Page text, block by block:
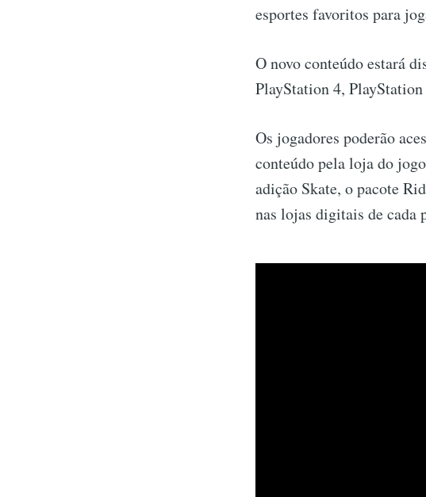
esportes favoritos para
O novo conteúdo estará
PlayStation 4,
Os jogadores poderão
conteúdo pela loja do
adição Skate, o pacote
nas lojas digitais de cada